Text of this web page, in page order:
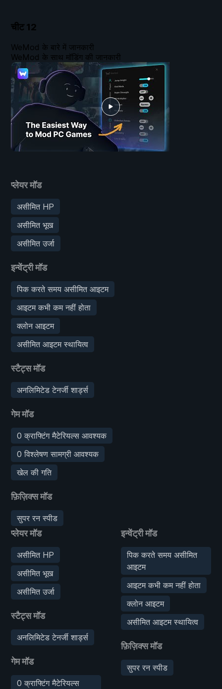
चीट 12
प्लेयर मॉड
असीमित HP
असीमित भूख
असीमित उर्जा
इन्वेंट्री मॉड
पिक करते समय असीमित आइटम
आइटम कभी कम नहीं होता
क्लोन आइटम
असीमित आइटम स्थायित्व
स्टैट्स मॉड
अनलिमिटेड टेनर्जी शार्ड्स
गेम मॉड
0 क्राफ्टिंग मैटेरियल्स आवश्यक
0 विश्लेषण सामग्री आवश्यक
खेल की गति
फ़िज़िक्स मॉड
सुपर रन स्पीड
प्लेयर मॉड
असीमित HP
असीमित भूख
असीमित उर्जा
स्टैट्स मॉड
अनलिमिटेड टेनर्जी शार्ड्स
गेम मॉड
0 क्राफ्टिंग मैटेरियल्स
इन्वेंट्री मॉड
पिक करते समय असीमित
आइटम
आइटम कभी कम नहीं होता
क्लोन आइटम
असीमित आइटम स्थायित्व
फ़िज़िक्स मॉड
सुपर रन स्पीड
WeMod के बारे में जानकारी
WeMod के साथ मॉडिंग की जानकारी